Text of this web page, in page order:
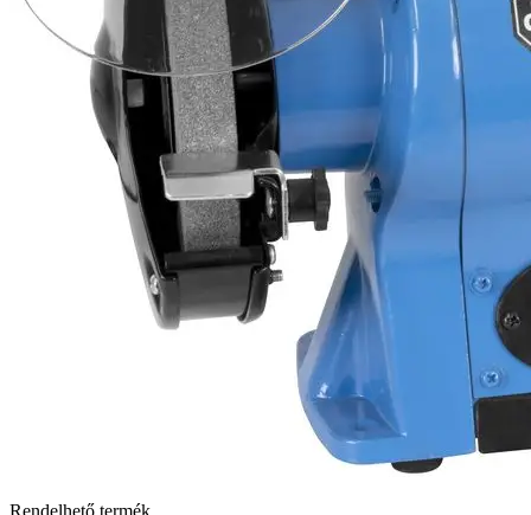
Rendelhető termék